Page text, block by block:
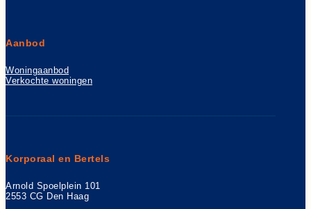
Aanbod
Woningaanbod
Verkochte woningen
Korporaal en Bertels
Arnold Spoelplein 101
2553 CG Den Haag